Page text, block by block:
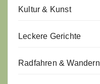
Kultur & Kunst
Leckere Gerichte
Radfahren & Wandern